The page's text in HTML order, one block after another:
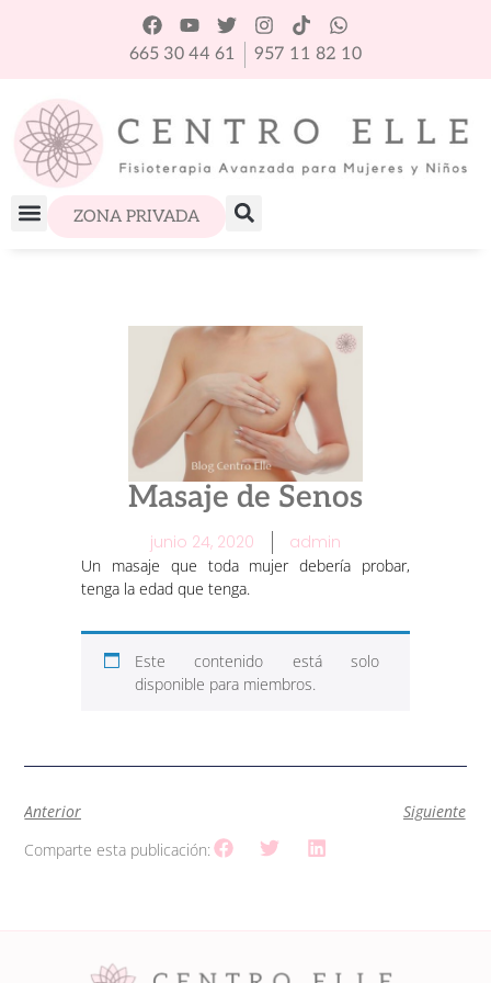
665 30 44 61 957 11 82 10
ZONA PRIVADA
Masaje de Senos
junio 24, 2020 admin
Un masaje que toda mujer debería probar,
tenga la edad que tenga.
Este contenido está solo
disponible para miembros.
Anterior
Siguiente
Comparte esta publicación: